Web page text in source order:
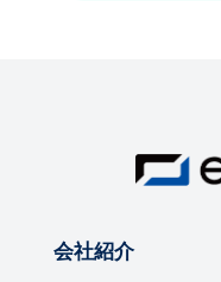
会社紹介